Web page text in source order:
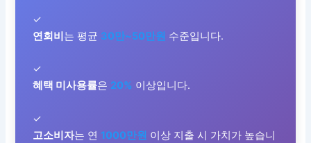
✓
연회비는 평균 30만~50만원 수준입니다.
✓
혜택 미사용률은 20% 이상입니다.
✓
고소비자는 연 1000만원 이상 지출 시 가치가 높습니